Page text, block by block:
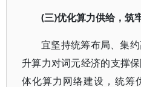
(三)优化算力供给，筑
宜坚持统筹布局、集
升算力对词元经济的支撑
体化算力网络建设，统筹